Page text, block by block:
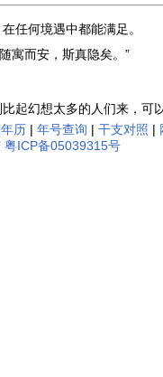
任何境遇中都能满足。
寓而安，斯真隐矣。”
幻想太多的人们来，可
历 | 年号查询 | 干支对照 |
粤ICP备05039315号